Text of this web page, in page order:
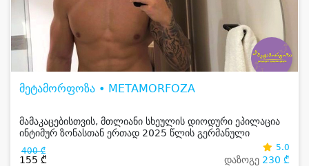
მეტამორფოზა • METAMORFOZA
მამაკაცებისთვის, მთლიანი სხეულის დიოდური ეპილაცია
ინტიმურ ზონასთან ერთად 2025 წლის გერმანული
აპარატით - Germany magneto optical laser
400 ₾
155 ₾
5.0
დაზოგე 230 ₾